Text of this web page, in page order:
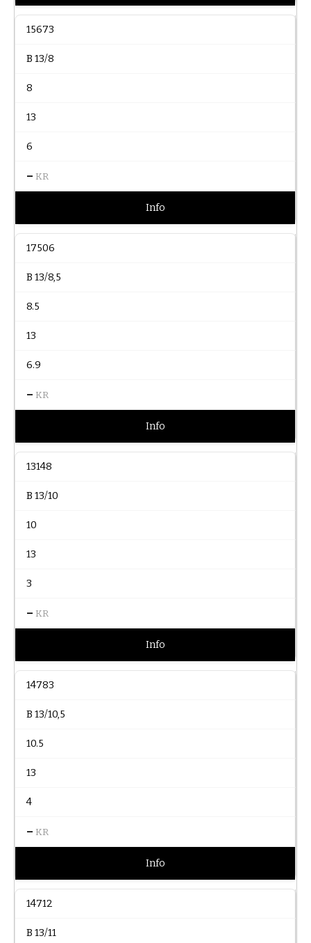
15673
B 13/8
8
13
6
– KR
Info
17506
B 13/8,5
8.5
13
6.9
– KR
Info
13148
B 13/10
10
13
3
– KR
Info
14783
B 13/10,5
10.5
13
4
– KR
Info
14712
B 13/11